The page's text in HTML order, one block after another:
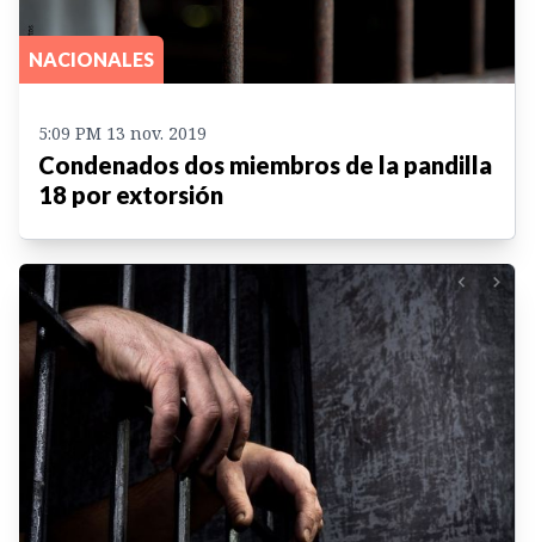
NACIONALES
5:09 PM 13 nov. 2019
Condenados dos miembros de la pandilla
18 por extorsión